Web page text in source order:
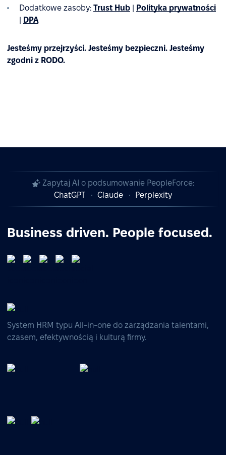
Dodatkowe zasoby: Trust Hub | Polityka prywatności
| DPA
Jesteśmy przejrzyści. Jesteśmy bezpieczni. Jesteśmy
zgodni z RODO.
Zapytaj AI o podsumowanie PeopleForce:
ChatGPT
Claude Perplexity
Business driven. People focused.
System HRM typu All-in-one do zarządzania talentami,
czasem, efektywnością i kulturą firmy.